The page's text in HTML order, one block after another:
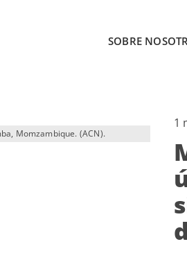
SOBRE
Momzambique. (ACN).
1